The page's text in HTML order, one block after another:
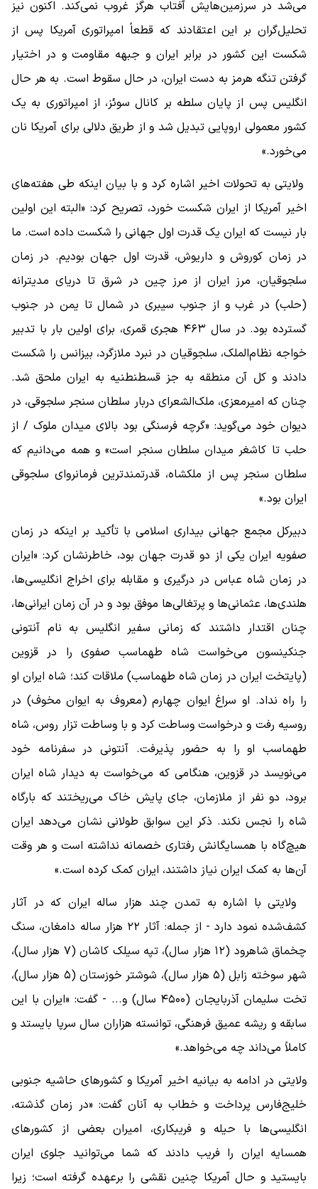
می‌شد در سرزمین‌هایش آفتاب هرگز غروب نمی‌کند. اکنون نیز
تحلیل‌گران بر این اعتقادند که قطعاً امپراتوری آمریکا پس از
شکست این کشور در برابر ایران و جبهه مقاومت و در اختیار
گرفتن تنگه هرمز به دست ایران، در حال سقوط است. به هر حال
انگلیس پس از پایان سلطه بر کانال سوئز، از امپراتوری به یک
کشور معمولی اروپایی تبدیل شد و از طریق دلالی برای آمریکا نان
می‌خورد.»
ولایتی به تحولات اخیر اشاره کرد و با بیان اینکه طی هفته‌های
اخیر آمریکا از ایران شکست خورد، تصریح کرد: «البته این اولین
بار نیست که ایران یک قدرت اول جهانی را شکست داده است. ما
در زمان کوروش و داریوش، قدرت اول جهان بودیم. در زمان
سلجوقیان، مرز ایران از مرز چین در شرق تا دریای مدیترانه
(حلب) در غرب و از جنوب سیبری در شمال تا یمن در جنوب
گسترده بود. در سال ۴۶۳ هجری قمری، برای اولین بار با تدبیر
خواجه نظام‌الملک، سلجوقیان در نبرد ملازگرد، بیزانس را شکست
دادند و کل آن منطقه به جز قسطنطنیه به ایران ملحق شد.
چنان که امیرمعزی، ملک‌الشعرای دربار سلطان سنجر سلجوقی، در
دیوان خود می‌گوید: «گرچه فرسنگی بود بالای میدان ملوک / از
حلب تا کاشغر میدان سلطان سنجر است» و همه می‌دانیم که
سلطان سنجر پس از ملکشاه، قدرتمندترین فرمانروای سلجوقی
ایران بود.»
دبیرکل مجمع جهانی بیداری اسلامی با تأکید بر اینکه در زمان
صفویه ایران یکی از دو قدرت جهان بود، خاطرنشان کرد: «ایران
در زمان شاه عباس در درگیری و مقابله برای اخراج انگلیسی‌ها،
هلندی‌ها، عثمانی‌ها و پرتغالی‌ها موفق بود و در آن زمان ایرانی‌ها،
چنان اقتدار داشتند که زمانی سفیر انگلیس به نام آنتونی
جنکینسون می‌خواست شاه طهماسب صفوی را در قزوین
(پایتخت ایران در زمان شاه طهماسب) ملاقات کند؛ شاه ایران او
را راه نداد. او سراغ ایوان چهارم (معروف به ایوان مخوف) در
روسیه رفت و درخواست وساطت کرد و با وساطت تزار روس، شاه
طهماسب او را به حضور پذیرفت. آنتونی در سفرنامه خود
می‌نویسد در قزوین، هنگامی که می‌خواست به دیدار شاه ایران
برود، دو نفر از ملازمان، جای پایش خاک می‌ریختند که بارگاه
شاه را نجس نکند. ذکر این سوابق طولانی نشان می‌دهد ایران
هیچ‌گاه با همسایگانش رفتاری خصمانه نداشته است و هر وقت
آن‌ها به کمک ایران نیاز داشتند، ایران کمک کرده است.»
ولایتی با اشاره به تمدن چند هزار ساله ایران که در آثار
کشف‌شده نمود دارد - از جمله: آثار ۲۲ هزار ساله دامغان، سنگ
چخماق شاهرود (۱۲ هزار سال)، تپه سیلک کاشان (۷ هزار سال)،
شهر سوخته زابل (۵ هزار سال)، شوشتر خوزستان (۵ هزار سال)،
تخت سلیمان آذربایجان (۴۵۰۰ سال) و... - گفت: «ایران با این
سابقه و ریشه عمیق فرهنگی، توانسته هزاران سال سرپا بایستد و
کاملاً می‌داند چه می‌خواهد.»
ولایتی در ادامه به بیانیه اخیر آمریکا و کشور‌های حاشیه جنوبی
خلیج‌فارس پرداخت و خطاب به آنان گفت: «در زمان گذشته،
انگلیسی‌ها با حیله و فریبکاری، امیران بعضی از کشور‌های
همسایه ایران را فریب دادند که شما می‌توانید جلوی ایران
بایستید و حال آمریکا چنین نقشی را برعهده گرفته است؛ زیرا